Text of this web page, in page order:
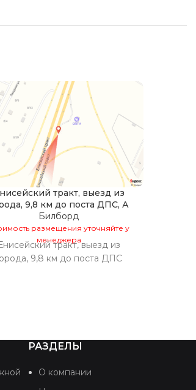
тракт, выезд из
9,8 км до поста ДПС, А
Билборд
размещения уточняйте у
менеджера
тракт, выезд из
9,8 км до поста ДПС
РАЗДЕЛЫ
О компании